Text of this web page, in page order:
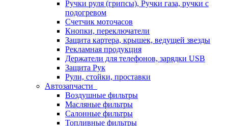
Ручки руля (грипсы), Ручки газа, ручки с
подогревом
Счетчик моточасов
Кнопки, переключатели
Защита картера, крышек, ведущей звезды
Рекламная продукция
Держатели для телефонов, зарядки USB
Защита Рук
Рули, стойки, проставки
Автозапчасти
Воздушные фильтры
Масляные фильтры
Салонные фильтры
Топливные фильтры